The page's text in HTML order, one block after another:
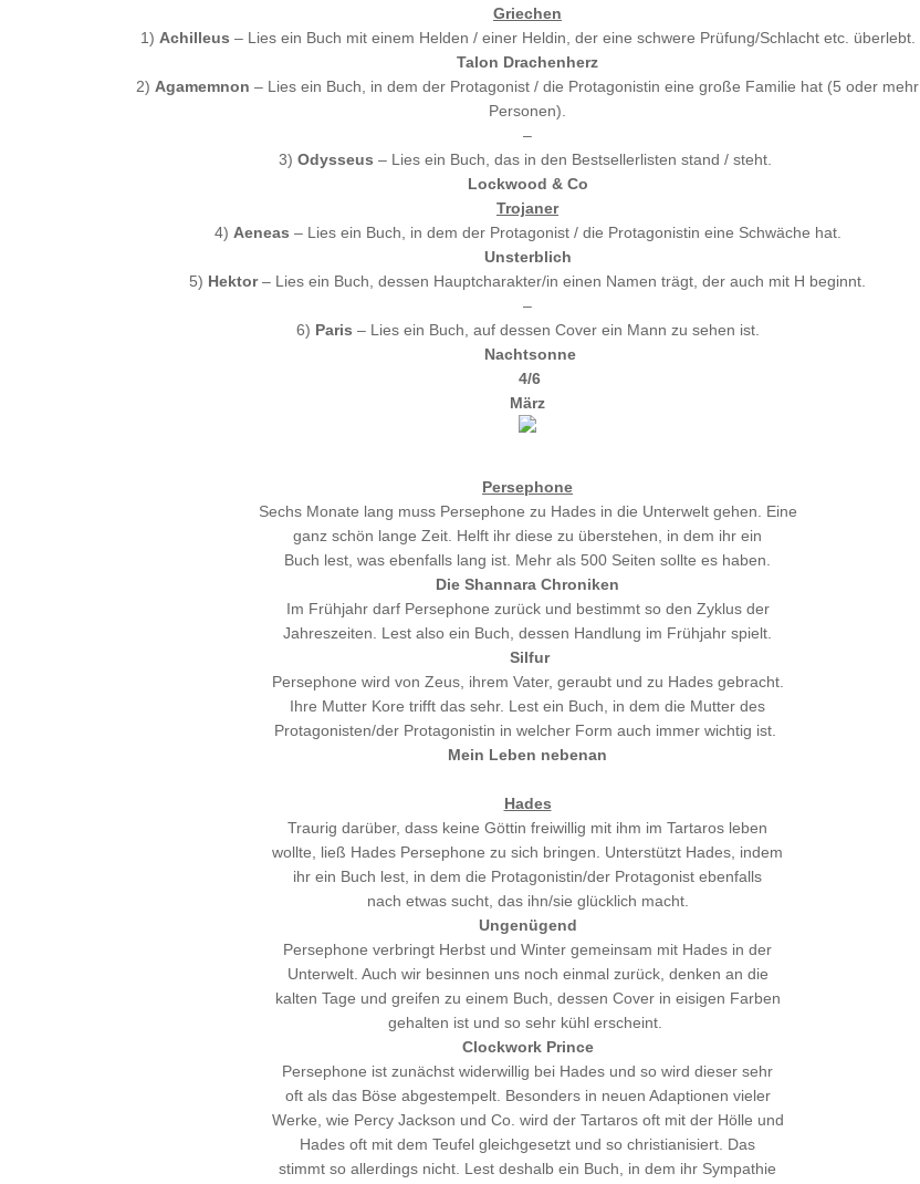
Griechen
1) Achilleus – Lies ein Buch mit einem Helden / einer Heldin, der eine schwere Prüfung/Schlacht etc. überlebt.
Talon Drachenherz
2) Agamemnon – Lies ein Buch, in dem der Protagonist / die Protagonistin eine große Familie hat (5 oder mehr
Personen).
–
3) Odysseus – Lies ein Buch, das in den Bestsellerlisten stand / steht.
Lockwood & Co
Trojaner
4) Aeneas – Lies ein Buch, in dem der Protagonist / die Protagonistin eine Schwäche hat.
Unsterblich
5) Hektor– Lies ein Buch, dessen Hauptcharakter/in einen Namen trägt, der auch mit H beginnt.
–
6) Paris – Lies ein Buch, auf dessen Cover ein Mann zu sehen ist.
Nachtsonne
4/6
März
Persephone
Sechs Monate lang muss Persephone zu Hades in die Unterwelt gehen. Eine
ganz schön lange Zeit. Helft ihr diese zu überstehen, in dem ihr ein
Buch lest, was ebenfalls lang ist. Mehr als 500 Seiten sollte es haben.
Die Shannara Chroniken
Im Frühjahr darf Persephone zurück und bestimmt so den Zyklus der
Jahreszeiten. Lest also ein Buch, dessen Handlung im Frühjahr spielt.
Silfur
Persephone wird von Zeus, ihrem Vater, geraubt und zu Hades gebracht.
Ihre Mutter Kore trifft das sehr. Lest ein Buch, in dem die Mutter des
Protagonisten/der Protagonistin in welcher Form auch immer wichtig ist.
Mein Leben nebenan
Hades
Traurig darüber, dass keine Göttin freiwillig mit ihm im Tartaros leben
wollte, ließ Hades Persephone zu sich bringen. Unterstützt Hades, indem
ihr ein Buch lest, in dem die Protagonistin/der Protagonist ebenfalls
nach etwas sucht, das ihn/sie glücklich macht.
Ungenügend
Persephone verbringt Herbst und Winter gemeinsam mit Hades in der
Unterwelt. Auch wir besinnen uns noch einmal zurück, denken an die
kalten Tage und greifen zu einem Buch, dessen Cover in eisigen Farben
gehalten ist und so sehr kühl erscheint.
Clockwork Prince
Persephone ist zunächst widerwillig bei Hades und so wird dieser sehr
oft als das Böse abgestempelt. Besonders in neuen Adaptionen vieler
Werke, wie Percy Jackson und Co. wird der Tartaros oft mit der Hölle und
Hades oft mit dem Teufel gleichgesetzt und so christianisiert. Das
stimmt so allerdings nicht. Lest deshalb ein Buch, in dem ihr Sympathie